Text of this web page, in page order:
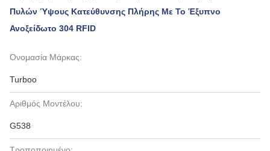
Πυλών Ύψους Κατεύθυνσης Πλήρης Με Το Έξυπνο
Ανοξείδωτο 304 RFID
Ονομασία Μάρκας:
Turboo
Αριθμός Μοντέλου:
G538